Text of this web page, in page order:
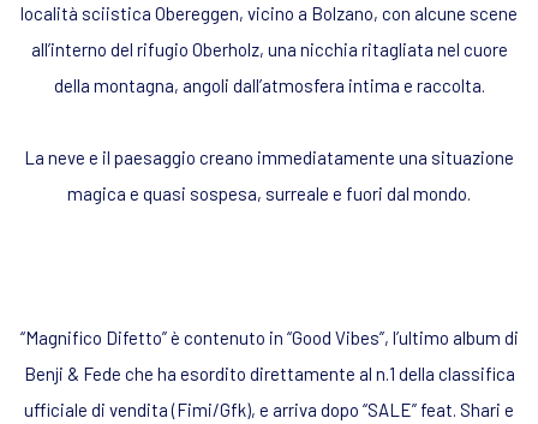
località sciistica Obereggen, vicino a Bolzano, con alcune scene
all’interno del rifugio Oberholz, una nicchia ritagliata nel cuore
della montagna, angoli dall’atmosfera intima e raccolta.
La neve e il paesaggio creano immediatamente una situazione
magica e quasi sospesa, surreale e fuori dal mondo.
“Magnifico Difetto” è contenuto in “Good Vibes”, l’ultimo album di
Benji & Fede che ha esordito direttamente al n.1 della classifica
ufficiale di vendita (Fimi/Gfk), e arriva dopo “SALE” feat. Shari e